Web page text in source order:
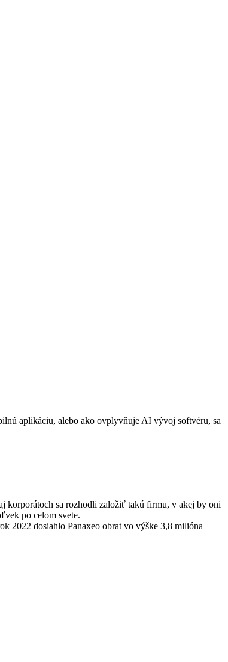
aplikáciu, alebo ako ovplyvňuje AI vývoj softvéru, sa
korporátoch sa rozhodli založiť takú firmu, v akej by oni
po celom svete.
2022 dosiahlo Panaxeo obrat vo výške 3,8 milióna